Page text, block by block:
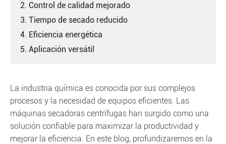
2. Control de calidad mejorado
3. Tiempo de secado reducido
4. Eficiencia energética
5. Aplicación versátil
La industria química es conocida por sus complejos
procesos y la necesidad de equipos eficientes. Las
máquinas secadoras centrífugas han surgido como una
solución confiable para maximizar la productividad y
mejorar la eficiencia. En este blog, profundizaremos en la